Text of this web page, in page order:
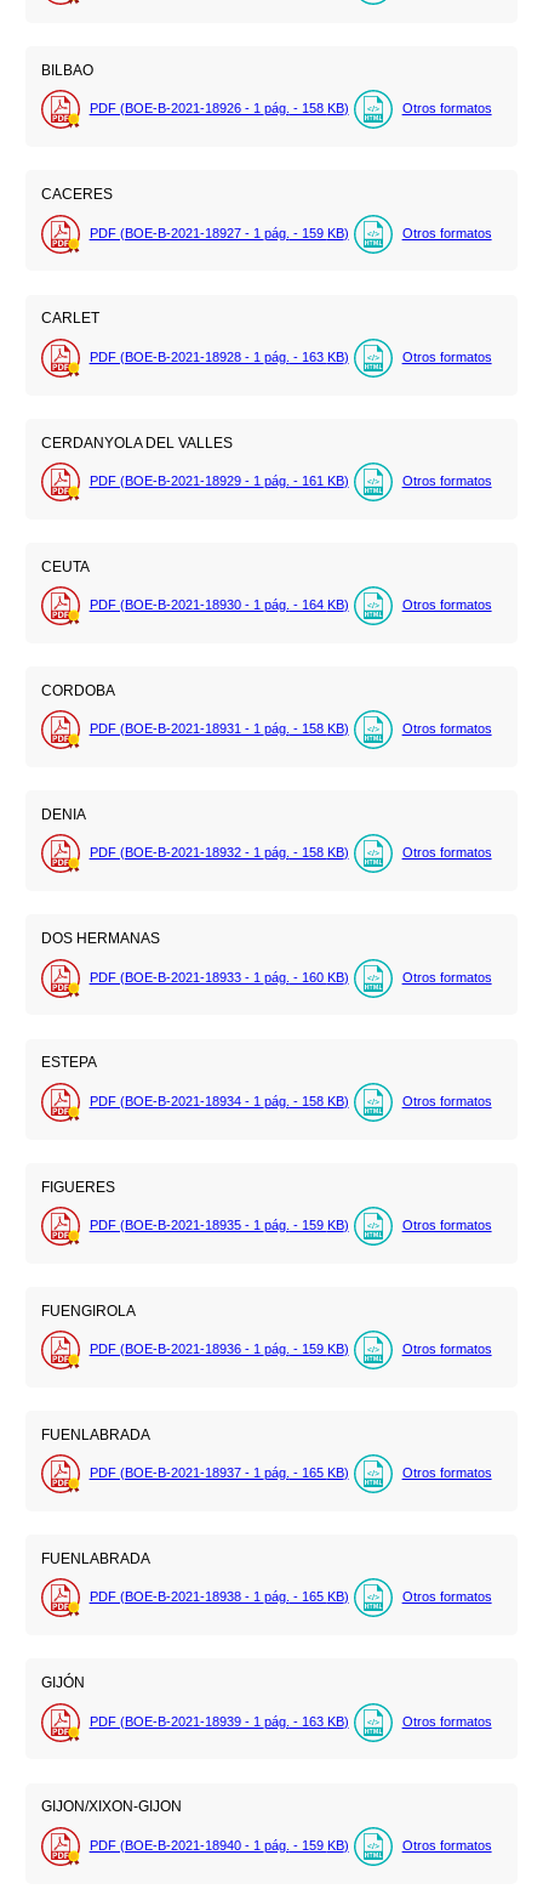
BILBAO
PDF (BOE-B-2021-18926 - 1 pág. - 158 KB) Otros formatos
CACERES
PDF (BOE-B-2021-18927 - 1 pág. - 159 KB) Otros formatos
CARLET
PDF (BOE-B-2021-18928 - 1 pág. - 163 KB) Otros formatos
CERDANYOLA DEL VALLES
PDF (BOE-B-2021-18929 - 1 pág. - 161 KB) Otros formatos
CEUTA
PDF (BOE-B-2021-18930 - 1 pág. - 164 KB) Otros formatos
CORDOBA
PDF (BOE-B-2021-18931 - 1 pág. - 158 KB) Otros formatos
DENIA
PDF (BOE-B-2021-18932 - 1 pág. - 158 KB) Otros formatos
DOS HERMANAS
PDF (BOE-B-2021-18933 - 1 pág. - 160 KB) Otros formatos
ESTEPA
PDF (BOE-B-2021-18934 - 1 pág. - 158 KB) Otros formatos
FIGUERES
PDF (BOE-B-2021-18935 - 1 pág. - 159 KB) Otros formatos
FUENGIROLA
PDF (BOE-B-2021-18936 - 1 pág. - 159 KB) Otros formatos
FUENLABRADA
PDF (BOE-B-2021-18937 - 1 pág. - 165 KB) Otros formatos
FUENLABRADA
PDF (BOE-B-2021-18938 - 1 pág. - 165 KB) Otros formatos
GIJÓN
PDF (BOE-B-2021-18939 - 1 pág. - 163 KB) Otros formatos
GIJON/XIXON-GIJON
PDF (BOE-B-2021-18940 - 1 pág. - 159 KB) Otros formatos